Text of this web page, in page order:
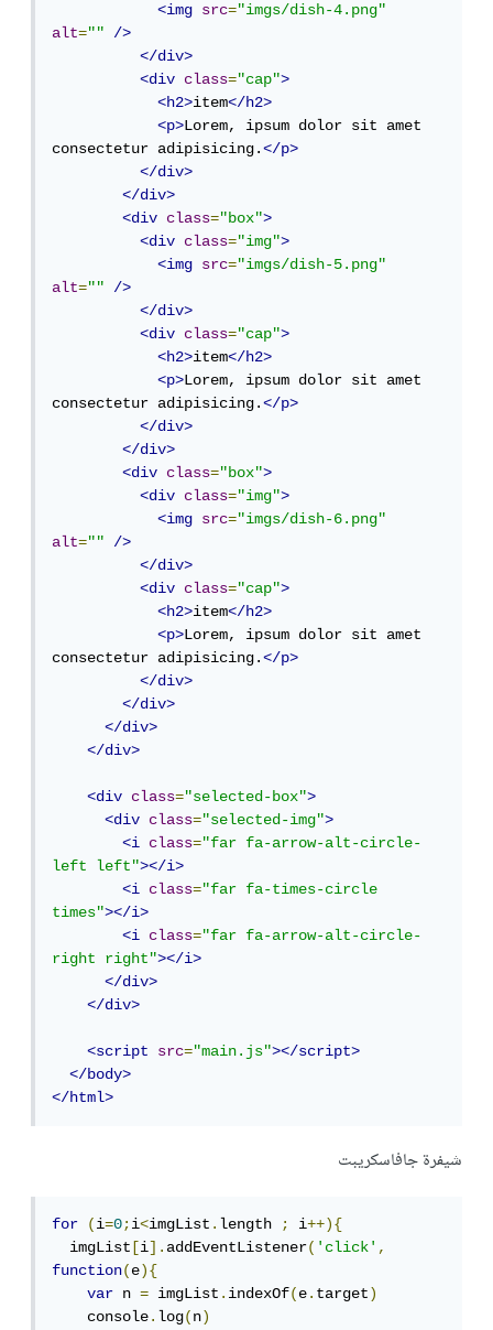
<img
src="imgs/dish-4.png"
alt=""
/>
</div>
<div
class="cap">
<h2>item</h2>
<p>Lorem, ipsum dolor sit amet
consectetur adipisicing.</p>
</div>
</div>
<div
class="box">
<div
class="img">
<img
src="imgs/dish-5.png"
alt=""
/>
</div>
<div
class="cap">
<h2>item</h2>
<p>Lorem, ipsum dolor sit amet
consectetur adipisicing.</p>
</div>
</div>
<div
class="box">
<div
class="img">
<img
src="imgs/dish-6.png"
alt=""
/>
</div>
<div
class="cap">
<h2>item</h2>
<p>Lorem, ipsum dolor sit amet
consectetur adipisicing.</p>
</div>
</div>
</div>
</div>
<div class="selected-box">
<div
class="selected-img">
<i
class="far fa-arrow-alt-circle-
left left"></i>
<i
class="far fa-times-circle
times"></i>
<i
class="far fa-arrow-alt-circle-
right right"></i>
</div>
</div>
<script src="main.js"></script>
</body>
</html>
شيفرة جافاسكريبت
for (i=0;i<imgList.length ; i++){
  imgList
[i].addEventListener('click',
function(e){
var n = imgList.indexOf(e.target)
    console
.log(n)